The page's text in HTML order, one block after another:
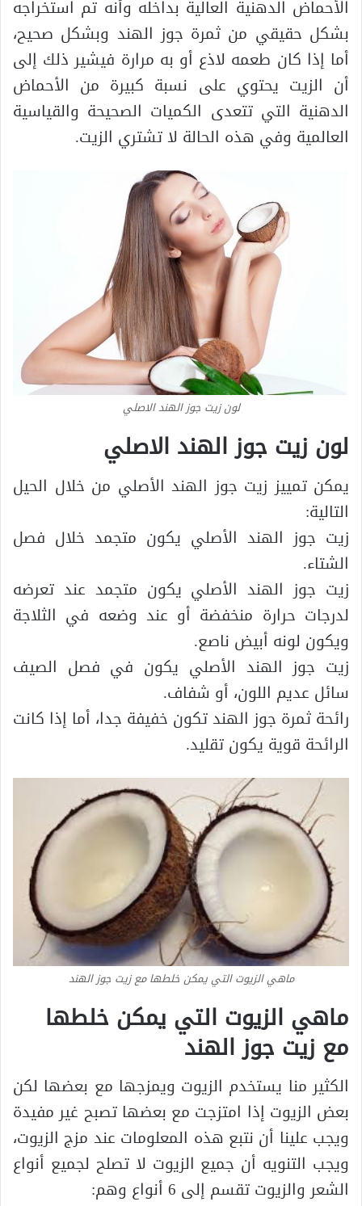
الأحماض الدهنية العالية بداخله وأنه تم استخراجه
بشكل حقيقي من ثمرة جوز الهند وبشكل صحيح،
أما إذا كان طعمه لاذع أو به مرارة فيشير ذلك إلى
أن الزيت يحتوي على نسبة كبيرة من الأحماض
الدهنية التي تتعدى الكميات الصحيحة والقياسية
العالمية وفي هذه الحالة لا تشتري الزيت.
لون زيت جوز الهند الاصلي
لون زيت جوز الهند الاصلي
يمكن تمييز زيت جوز الهند الأصلي من خلال الحيل
التالية:
زيت جوز الهند الأصلي يكون متجمد خلال فصل
الشتاء.
زيت جوز الهند الأصلي يكون متجمد عند تعرضه
لدرجات حرارة منخفضة أو عند وضعه في الثلاجة
ويكون لونه أبيض ناصع.
زيت جوز الهند الأصلي يكون في فصل الصيف
سائل عديم اللون، أو شفاف.
رائحة ثمرة جوز الهند تكون خفيفة جدا، أما إذا كانت
الرائحة قوية يكون تقليد.
ماهي الزيوت التي يمكن خلطها مع زيت جوز الهند
ماهي الزيوت التي يمكن خلطها
مع زيت جوز الهند
الكثير منا يستخدم الزيوت ويمزجها مع بعضها لكن
بعض الزيوت إذا امتزجت مع بعضها تصبح غير مفيدة
ويجب علينا أن نتبع هذه المعلومات عند مزج الزيوت،
ويجب التنويه أن جميع الزيوت لا تصلح لجميع أنواع
الشعر والزيوت تقسم إلى 6 أنواع وهم: